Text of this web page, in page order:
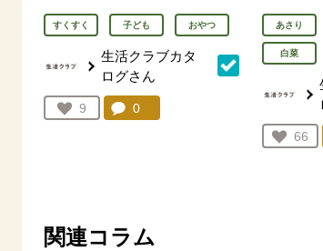
すくすく 子ども おやつ
生活クラブカタ
ログさん
お気に入り登録：
9
人が登録
コメント：
0
あさり
白菜
お気
66
人
関連コラム